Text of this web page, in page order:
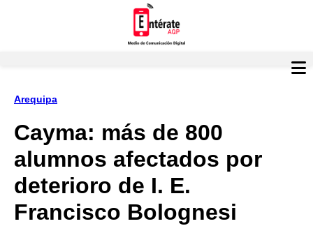
Arequipa
Cayma: más de 800
alumnos afectados por
deterioro de I. E.
Francisco Bolognesi